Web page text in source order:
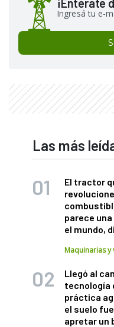
¡Enterate
Ingresá tu e-
Las más
El tractor
parece
el mundo,
Maquinarias y
Llegó al
tecnología
práctica
el suelo
apretar un